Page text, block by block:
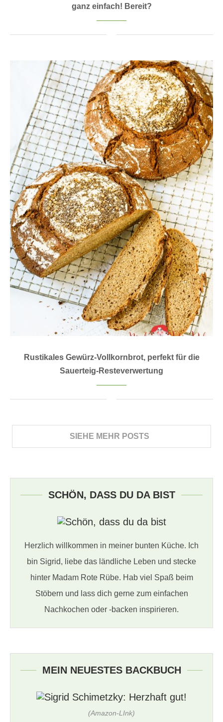
ganz einfach! Bereit?
Rustikales Gewürz-Vollkornbrot, perfekt für die
Sauerteig-Resteverwertung
SIEHE MEHR POSTS
SCHÖN, DASS DU DA BIST
Herzlich willkommen in meiner bunten Küche. Ich
bin Sigrid, liebe das ländliche Leben und stecke
hinter Madam Rote Rübe. Hab viel Spaß beim
Stöbern und lass dich gerne zum einfachen
Nachkochen oder -backen inspirieren.
MEIN NEUESTES BACKBUCH
(Amazon-LInk)